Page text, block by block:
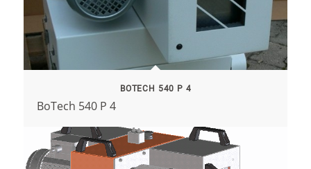
BOTECH 540 P 4
BoTech 540 P 4